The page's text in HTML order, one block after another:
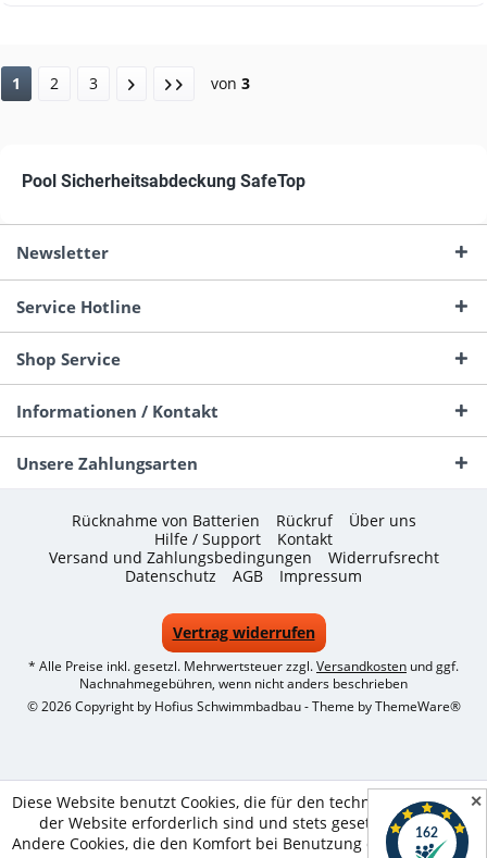
1 2 3 von 3
Pool Sicherheitsabdeckung SafeTop
Newsletter
Service Hotline
Shop Service
Informationen / Kontakt
Unsere Zahlungsarten
Rücknahme von Batterien Rückruf
Über uns
Hilfe / Support
Kontakt
Versand und Zahlungsbedingungen
Widerrufsrecht
Datenschutz
AGB Impressum
Vertrag widerrufen
* Alle Preise inkl. gesetzl. Mehrwertsteuer zzgl.Versandkosten und ggf.
Nachnahmegebühren, wenn nicht anders beschrieben
© 2026 Copyright by Hofius Schwimmbadbau - Theme byThemeWare®
Diese Website benutzt Cookies, die für den technischen Betrieb
der Website erforderlich sind und stets gesetzt werden.
Andere Cookies, die den Komfort bei Benutzung dieser Website
✕